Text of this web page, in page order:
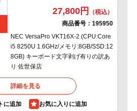
27,800円
商品番号： 195950
NEC VersaPro VKT16X-2 (CPU:Core
i5 8250U 1.6GHz/メモリ:8GB/SSD:12
8GB) キーボード文字剥げ有りの訳あ
り 佐世保店
詳細を見る
に追加